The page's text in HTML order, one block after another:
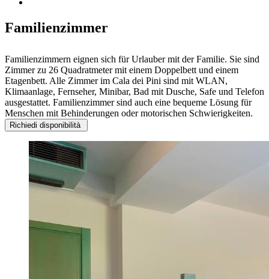
Familienzimmer
Familienzimmern eignen sich für Urlauber mit der Familie. Sie sind
Zimmer zu 26 Quadratmeter mit einem Doppelbett und einem
Etagenbett. Alle Zimmer im Cala dei Pini sind mit WLAN,
Klimaanlage, Fernseher, Minibar, Bad mit Dusche, Safe und Telefon
ausgestattet. Familienzimmer sind auch eine bequeme Lösung für
Menschen mit Behinderungen oder motorischen Schwierigkeiten.
Richiedi disponibilità